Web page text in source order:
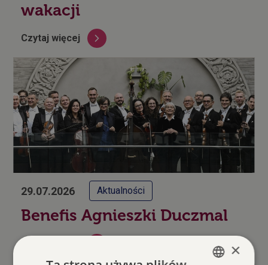
wakacji
Czytaj więcej
29.07.2026 Aktualności
Benefis Agnieszki Duczmal
×